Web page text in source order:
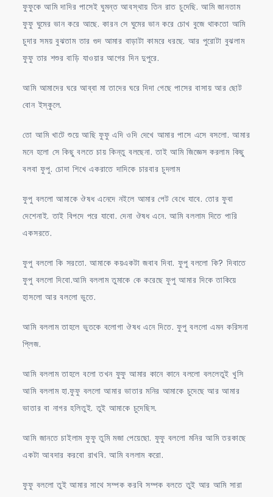
ফুফুকে আমি দাদির পাসেই ঘুমন্ত আবস্থায় তিন রাত চুদেছি. আমি জানতাম
ফুফু ঘুমের ভান করে আছে. কারন সে ঘুমের ভান করে চোখ বুজে থাকতো আমি
চুদার সময় বুঝতাম তার গুদ আমার বাড়াটা কামরে ধরছে. আর পুরোটা বুঝলাম
ফুফু তার শশুর বাড়ি যাওয়ার আগের দিন দুপুরে.
আমি আমাদের ঘরে আব্বা মা তাদের ঘরে দিদা গেছে পাসের বাসায় আর ছোট
বোন ইস্কুলে.
তো আমি খাটে শুয়ে আছি ফুফু এদি ওদি দেখে আমার পাসে এসে বসলো. আমার
মনে হলো সে কিছু বলতে চায় কিন্তু বলছেনা. তাই আমি জিজ্ঞেস করলাম কিছু
বলবা ফুপু. চোদা শিখে একরাতে দাদিকে চারবার চুদলাম
ফুপু বললো আমাকে ঔষধ এনেদে নইলে আমার পেট বেধে যাবে. তোর ফুবা
দেশেনাই. তাই বিপদে পরে যাবো. দেনা ঔষধ এনে. আমি বললাম দিতে পারি
একসরতে.
ফুপু বললো কি সরতো. আমাকে কয়একটা জবাব দিবা. ফুপু বললো কি? দিবাতে
ফুপু বললো দিবো.আমি বললাম তুমাকে কে করেছে ফুপু আমার দিকে তাকিয়ে
হাসলো আর বললো ভুতে.
আমি বললাম তাহলে ভুতকে বলোগা ঔষধ এনে দিতে. ফুপু বললো এমন করিসনা
প্লিজ.
আমি বললাম তাহলে বলো তখন ফুফু আমার কানে কানে বললো বললেতুই খুসি
আমি বললাম হা.ফুফু বললো আমার ভাতার মনির আমাকে চুদেছে আর আমার
ভাতার বা নাগর হলিতুই. তুই আমাকে চুদেছিস.
আমি জানতে চাইলাম ফুফু তুমি মজা পেয়েছো. ফুফু বললো মনির আমি তরকাছে
একটা আবদার করবো রাখবি. আমি বললাম করো.
ফুফু বললো তুই আমার সাথে সম্পক করবি সম্পক বলতে তুই আর আমি সারা